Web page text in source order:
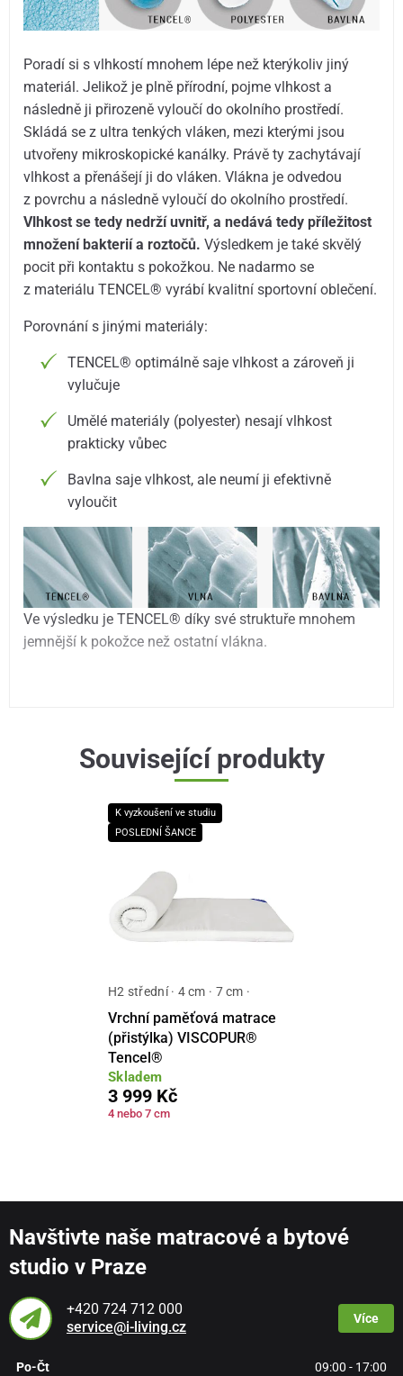
Poradí si s vlhkostí mnohem lépe než kterýkoliv jiný
materiál. Jelikož je plně přírodní, pojme vlhkost a
následně ji přirozeně vyloučí do okolního prostředí.
Skládá se z ultra tenkých vláken, mezi kterými jsou
utvořeny mikroskopické kanálky. Právě ty zachytávají
vlhkost a přenášejí ji do vláken. Vlákna je odvedou
z povrchu a následně vyloučí do okolního prostředí.
Vlhkost se tedy nedrží uvnitř, a nedává tedy příležitost
množení bakterií a roztočů. Výsledkem je také skvělý
pocit při kontaktu s pokožkou. Ne nadarmo se
z materiálu TENCEL® vyrábí kvalitní sportovní oblečení.
Porovnání s jinými materiály:
TENCEL® optimálně saje vlhkost a zároveň ji
vylučuje
Umělé materiály (polyester) nesají vlhkost
prakticky vůbec
Bavlna saje vlhkost, ale neumí ji efektivně
vyloučit
Ve výsledku je TENCEL® díky své struktuře mnohem
jemnější k pokožce než ostatní vlákna.
Související produkty
K vyzkoušení ve studiu
POSLEDNÍ ŠANCE
H2 střední · 4 cm · 7 cm ·
Vrchní paměťová matrace
(přistýlka) VISCOPUR®
Tencel®
Skladem
3 999 Kč
4 nebo 7 cm
Navštivte naše matracové a bytové
studio v Praze
+420 724 712 000
service@i-living.cz
Více
Po-Čt 09:00 - 17:00